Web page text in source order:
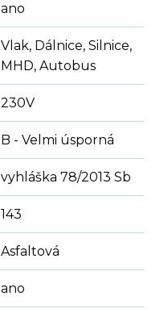
ano
Vlak, Dálnice, Silnice,
MHD, Autobus
230V
B - Velmi úsporná
vyhláška 78/2013 Sb
143
Asfaltová
ano